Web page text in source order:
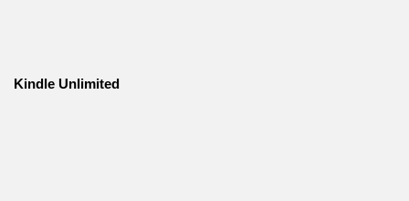
Kindle Unlimited